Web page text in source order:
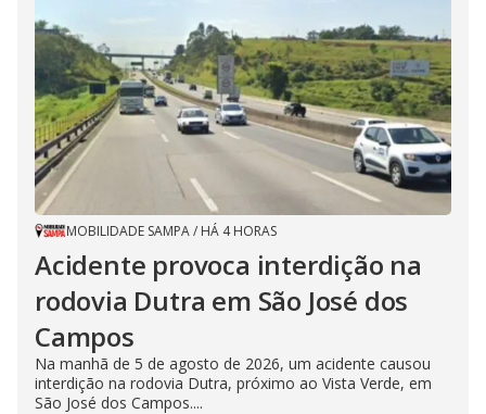
MOBILIDADE SAMPA/ HÁ 4 HORAS
Acidente provoca interdição na
rodovia Dutra em São José dos
Campos
Na manhã de 5 de agosto de 2026, um acidente causou
interdição na rodovia Dutra, próximo ao Vista Verde, em
São José dos Campos....